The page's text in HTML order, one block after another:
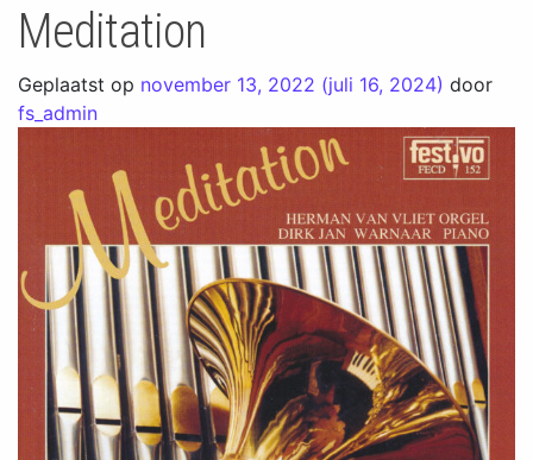
Meditation
Geplaatst op november 13, 2022 (juli 16, 2024) door
fs_admin